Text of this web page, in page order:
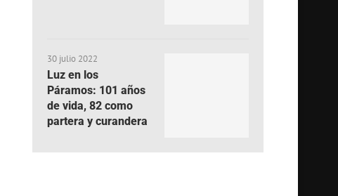
30 julio 2022
Luz en los
Páramos: 101 años
de vida, 82 como
partera y curandera